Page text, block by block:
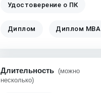
Удостоверение о ПК
Диплом Диплом MBA
Длительность (можно
несколько)